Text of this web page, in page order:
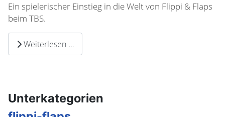
Ein spielerischer Einstieg in die Welt von Flippi & Flaps
beim TBS.
Weiterlesen …
Unterkategorien